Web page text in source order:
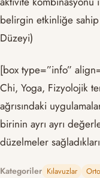
belirgin etkinliğe sahip
Düzeyi)
[box type=”info”
Chi, Yoga, Fizyolojik
ağrısındaki
birinin ayrı ayrı
düzelmeler
Kategoriler Kılavuzlar